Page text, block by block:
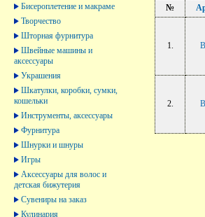
Бисероплетение и макраме
Творчество
Шторная фурнитура
Швейные машины и
аксессуары
Украшения
Шкатулки, коробки, сумки,
кошельки
Инструменты, аксессуары
Фурнитура
Шнурки и шнуры
Игры
Аксессуары для волос и
детская бижутерия
Сувениры на заказ
Кулинария
№
1.
2.